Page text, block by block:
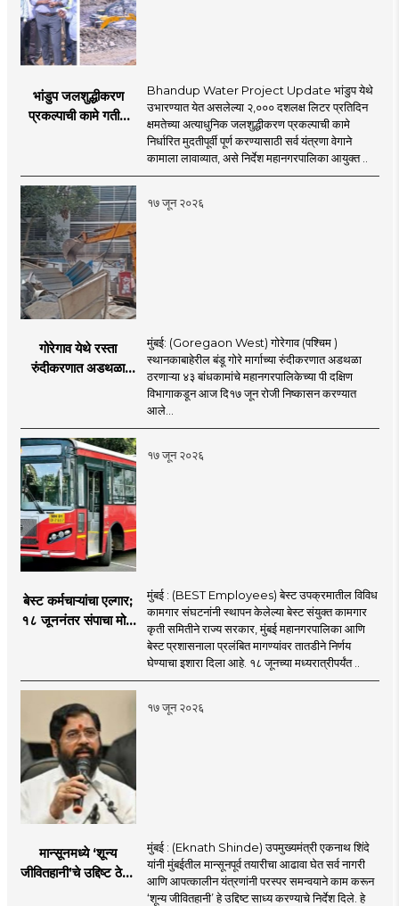
भांडुप जलशुद्धीकरण
प्रकल्पाची कामे गतीने
Bhandup Water Project Update भांडुप येथे
उभारण्यात येत असलेल्या २,००० दशलक्ष लिटर प्रतिदिन
क्षमतेच्या अत्याधुनिक जलशुद्धीकरण प्रकल्पाची कामे
निर्धारित मुदतीपूर्वी पूर्ण करण्यासाठी सर्व यंत्रणा वेगाने
कामाला लावाव्यात, असे निर्देश महानगरपालिका आयुक्त ..
१७ जून २०२६
गोरेगाव येथे रस्ता
रुंदीकरणात अडथळा
मुंबई: (Goregaon West) गोरेगाव (पश्चिम )
स्थानकाबाहेरील बंडू गोरे मार्गाच्या रुंदीकरणात अडथळा
ठरणाऱ्या ४३ बांधकामांचे महानगरपालिकेच्या पी दक्षिण
विभागाकडून आज दि१७ जून रोजी निष्कासन करण्यात
आले...
१७ जून २०२६
बेस्ट कर्मचाऱ्यांचा एल्गार;
१८ जूननंतर संपाचा मोठा
मुंबई : (BEST Employees) बेस्ट उपक्रमातील विविध
कामगार संघटनांनी स्थापन केलेल्या बेस्ट संयुक्त कामगार
कृती समितीने राज्य सरकार, मुंबई महानगरपालिका आणि
बेस्ट प्रशासनाला प्रलंबित मागण्यांवर तातडीने निर्णय
घेण्याचा इशारा दिला आहे. १८ जूनच्या मध्यरात्रीपर्यंत ..
१७ जून २०२६
मान्सूनमध्ये ‘शून्य
जीवितहानी’चे उद्दिष्ट ठेवून
मुंबई : (Eknath Shinde) उपमुख्यमंत्री एकनाथ शिंदे
यांनी मुंबईतील मान्सूनपूर्व तयारीचा आढावा घेत सर्व नागरी
आणि आपत्कालीन यंत्रणांनी परस्पर समन्वयाने काम करून
‘शून्य जीवितहानी’ हे उद्दिष्ट साध्य करण्याचे निर्देश दिले. हे